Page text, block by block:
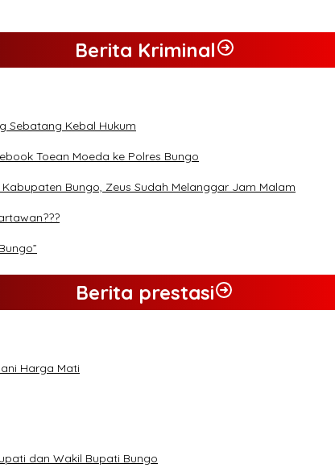
Berita Kriminal
Sebatang Kebal Hukum
Toean Moeda ke Polres Bungo
Bungo, Zeus Sudah Melanggar Jam Malam
Berita prestasi
Harga Mati
dan Wakil Bupati Bungo